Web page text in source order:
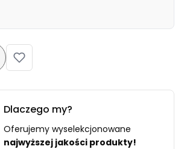
Dlaczego my?
Oferujemy wyselekcjonowane
najwyższej jakości produkty!